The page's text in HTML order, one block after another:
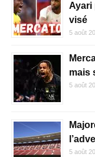
Ayari
visé
5 août
mais
5 août
5 août